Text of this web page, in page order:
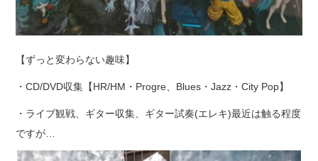
【ずっと変わらない趣味】
・CD/DVD収集【HR/HM・Progre、Blues・Jazz・City Pop】
・ライブ観戦、ギター収集、ギター試奏(エレキ)最近は触る程度
ですが…